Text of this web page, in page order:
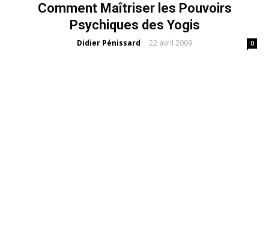
Comment Maîtriser les Pouvoirs
Psychiques des Yogis
Didier Pénissard - 22 avril 2009 0